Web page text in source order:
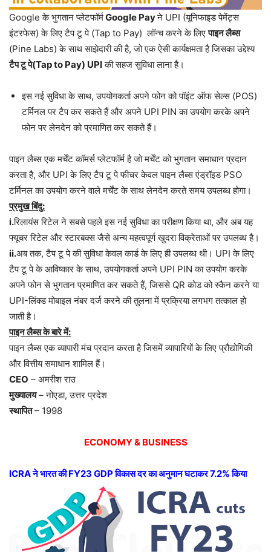
Google के भुगतान प्लेटफॉर्मGoogle Payने UPI (यूनिफाइड पेमेंट्स
इंटरफेस) के लिए टैप टू पे (Tap to Pay) लॉन्च करने के लिएपाइन लैब्स
(Pine Labs) के साथ साझेदारी की है, जो एक ऐसी कार्यक्षमता है जिसका उद्देश्य
टैप टू पे(Tap to Pay) UPIकी सहज सुविधा लाना है।
इस नई सुविधा के साथ, उपयोगकर्ता अपने फोन को पॉइंट ऑफ सेल्स (POS)
टर्मिनल पर टैप कर सकते हैं और अपने UPI PIN का उपयोग करके अपने
फोन पर लेनदेन को प्रमाणित कर सकते हैं।
पाइन लैब्स एक मर्चेंट कॉमर्स प्लेटफॉर्म है जो मर्चेंट को भुगतान समाधान प्रदान
करता है, और UPI के लिए टैप टू पे फीचर केवल पाइन लैब्स एंड्रॉइड PSO
टर्मिनल का उपयोग करने वाले मर्चेंट के साथ लेनदेन करते समय उपलब्ध होगा।
प्रमुख बिंदु:
i.रिलायंस रिटेल ने सबसे पहले इस नई सुविधा का परीक्षण किया था, और अब यह
फ्यूचर रिटेल और स्टारबक्स जैसे अन्य महत्वपूर्ण खुदरा विक्रेताओं पर उपलब्ध है।
ii.अब तक, टैप टू पे की सुविधा केवल कार्ड के लिए ही उपलब्ध थी। UPI के लिए
टैप टू पे के आविष्कार के साथ, उपयोगकर्ता अपने UPI PIN का उपयोग करके
अपने फोन से भुगतान प्रमाणित कर सकते हैं, जिससे QR कोड को स्कैन करने या
UPI-लिंक्ड मोबाइल नंबर दर्ज करने की तुलना में प्रक्रिया लगभग तत्काल हो
जाती है।
पाइन लैब्स के बारे में:
पाइन लैब्स एक व्यापारी मंच प्रदान करता है जिसमें व्यापारियों के लिए प्रौद्योगिकी
और वित्तीय समाधान शामिल हैं।
CEO – अमरीश राउ
मुख्यालय– नोएडा, उत्तर प्रदेश
स्थापित– 1998
ECONOMY & BUSINESS
ICRA ने भारत की FY23 GDP विकास दर का अनुमान घटाकर 7.2% किया